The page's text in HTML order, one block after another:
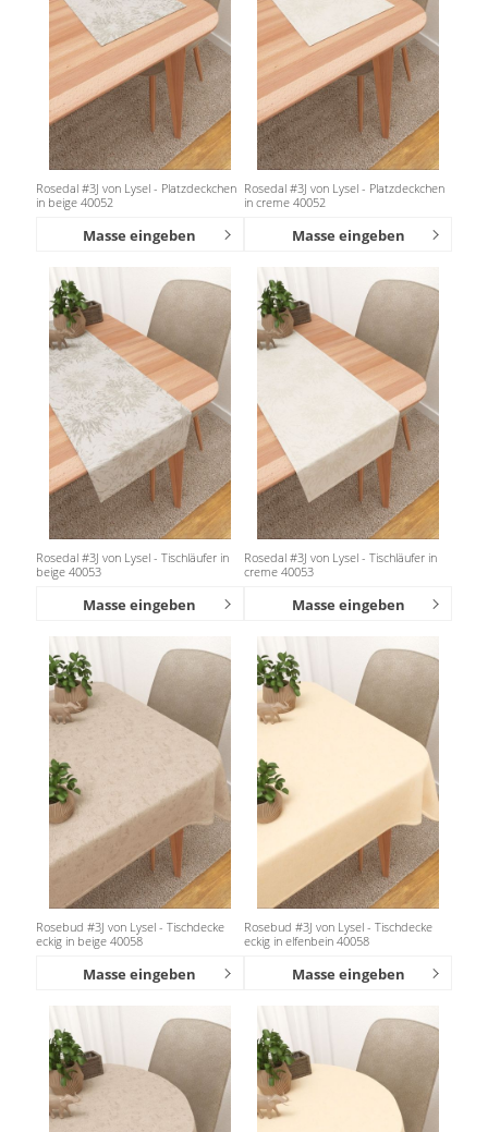
Rosedal #3J von Lysel - Platzdeckchen
in beige 40052
Masse eingeben
Rosedal #3J von Lysel - Platzdeckchen
in creme 40052
Masse eingeben
Rosedal #3J von Lysel - Tischläufer in
beige 40053
Masse eingeben
Rosedal #3J von Lysel - Tischläufer in
creme 40053
Masse eingeben
Rosebud #3J von Lysel - Tischdecke
eckig in beige 40058
Masse eingeben
Rosebud #3J von Lysel - Tischdecke
eckig in elfenbein 40058
Masse eingeben